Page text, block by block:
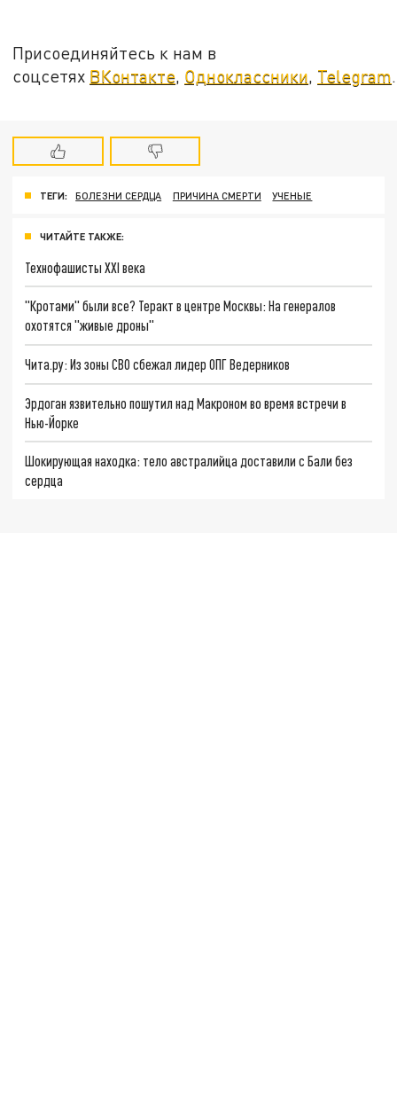
Присоединяйтесь к нам в
соцсетях ВКонтакте, Одноклассники, Telegram.
ТЕГИ: БОЛЕЗНИ СЕРДЦА ПРИЧИНА СМЕРТИ УЧЕНЫЕ
ЧИТАЙТЕ ТАКЖЕ:
Технофашисты XXI века
"Кротами" были все? Теракт в центре Москвы: На генералов
охотятся "живые дроны"
Чита.ру: Из зоны СВО сбежал лидер ОПГ Ведерников
Эрдоган язвительно пошутил над Макроном во время встречи в
Нью-Йорке
Шокирующая находка: тело австралийца доставили с Бали без
сердца